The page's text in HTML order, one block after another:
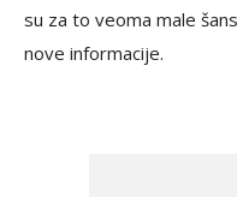
su za to veoma male
nove informacije.